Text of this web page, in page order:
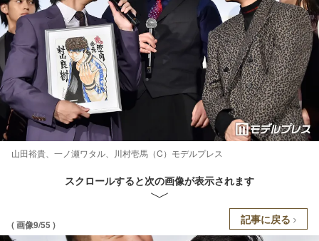
山田裕貴、一ノ瀬ワタル、川村壱馬（C）モデルプレス
スクロールすると次の画像が表示されます
( 画像9/55 ) 記事に戻る